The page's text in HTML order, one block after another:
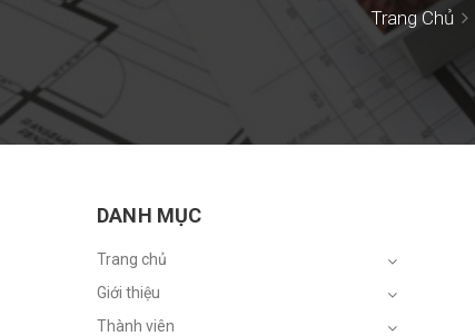
Trang Chủ
DANH MỤC
Trang chủ
Giới thiệu
Thành viên